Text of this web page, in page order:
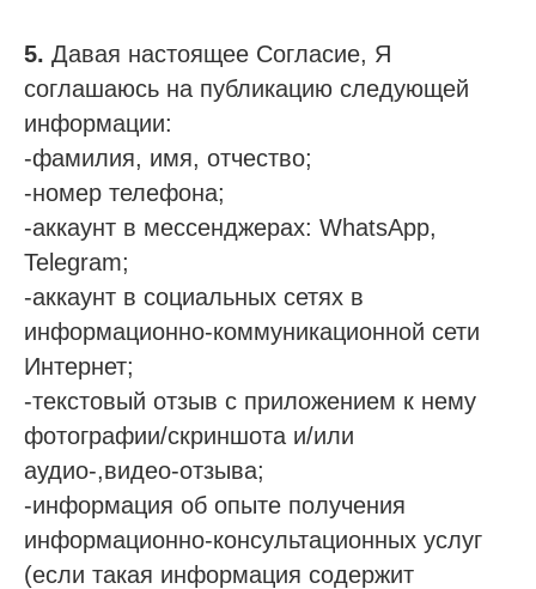
5. Давая настоящее Согласие, Я
соглашаюсь на публикацию следующей
информации:
-фамилия, имя, отчество;
-номер телефона;
-аккаунт в мессенджерах: WhatsApp,
Telegram;
-аккаунт в социальных сетях в
информационно-коммуникационной сети
Интернет;
-текстовый отзыв с приложением к нему
фотографии/скриншота и/или
аудио-,видео-отзыва;
-информация об опыте получения
информационно-консультационных услуг
(если такая информация содержит